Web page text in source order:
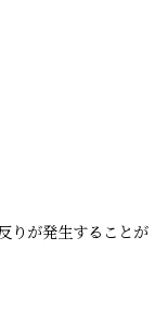
りが発生することが